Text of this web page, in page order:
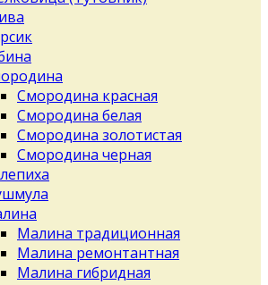
Смородина красная
Смородина белая
Смородина золотистая
Смородина черная
Малина традиционная
Малина ремонтантная
Малина гибридная